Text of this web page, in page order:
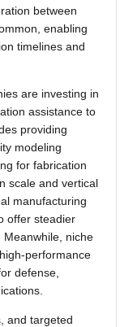
between
enabling
timelines and
are investing in
assistance to
providing
modeling
for fabrication
scale and vertical
manufacturing
offer steadier
niche
performance
defense,
and targeted